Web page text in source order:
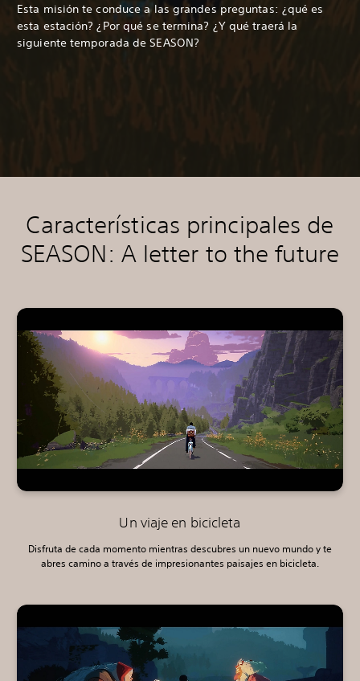
Esta misión te conduce a las grandes preguntas: ¿qué es
esta estación? ¿Por qué se termina? ¿Y qué traerá la
siguiente temporada de SEASON?
Características principales de
SEASON: A letter to the future
Un viaje en bicicleta
Disfruta de cada momento mientras descubres un nuevo mundo y te
abres camino a través de impresionantes paisajes en bicicleta.